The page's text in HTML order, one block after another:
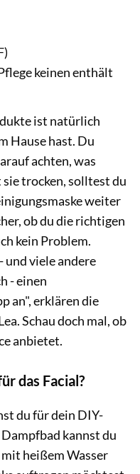
keinen enthält
ist natürlich
Hause hast. Du
achten, was
trocken, solltest du
weiter
ob du die richtigen
kein Problem.
viele andere
- einen
an", erklären die
Schau doch mal, ob
anbietet.
das Facial?
du für dein DIY-
kannst du
mit heißem Wasser